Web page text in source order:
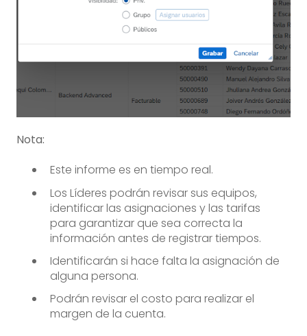
Nota:
Este informe es en tiempo real.
Los Líderes podrán revisar sus equipos,
identificar las asignaciones y las tarifas
para garantizar que sea correcta la
información antes de registrar tiempos.
Identificarán si hace falta la asignación de
alguna persona.
Podrán revisar el costo para realizar el
margen de la cuenta.